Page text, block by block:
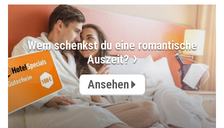
Wem schenkst du eine romantische
Auszeit?
Ansehen